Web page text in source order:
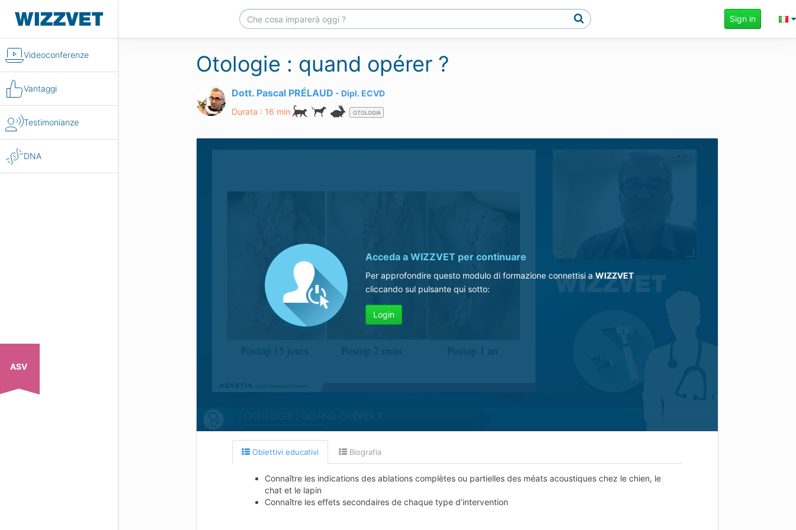
Videoconferenze
Vantaggi
Testimonianze
DNA
ASV
Sign in
Otologie : quand opérer ?
Dott. Pascal PRÉLAUD Dipl. ECVD
Durata : 16 min
OTOLOGIA
Acceda aWIZZVET per continuare
Per approfondire questo modulo di formazione connettisi aWIZZVET
cliccando sul pulsante qui sotto:
Login
Obiettivi educativi Biografia
Connaître les indications des ablations complètes ou partielles des méats acoustiques chez le chien, le
chat et le lapin
Connaître les effets secondaires de chaque type d’intervention